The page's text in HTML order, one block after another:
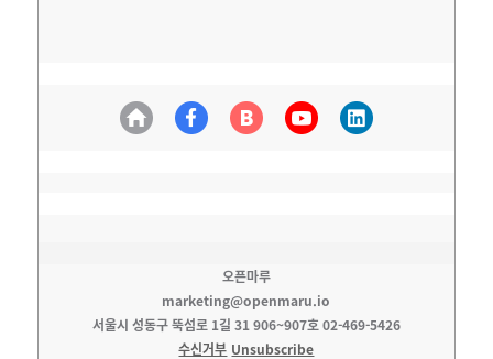
오픈마루
marketing@openmaru.io
서울시 성동구 뚝섬로 1길 31 906~907호 02-469-5426
수신거부 Unsubscribe